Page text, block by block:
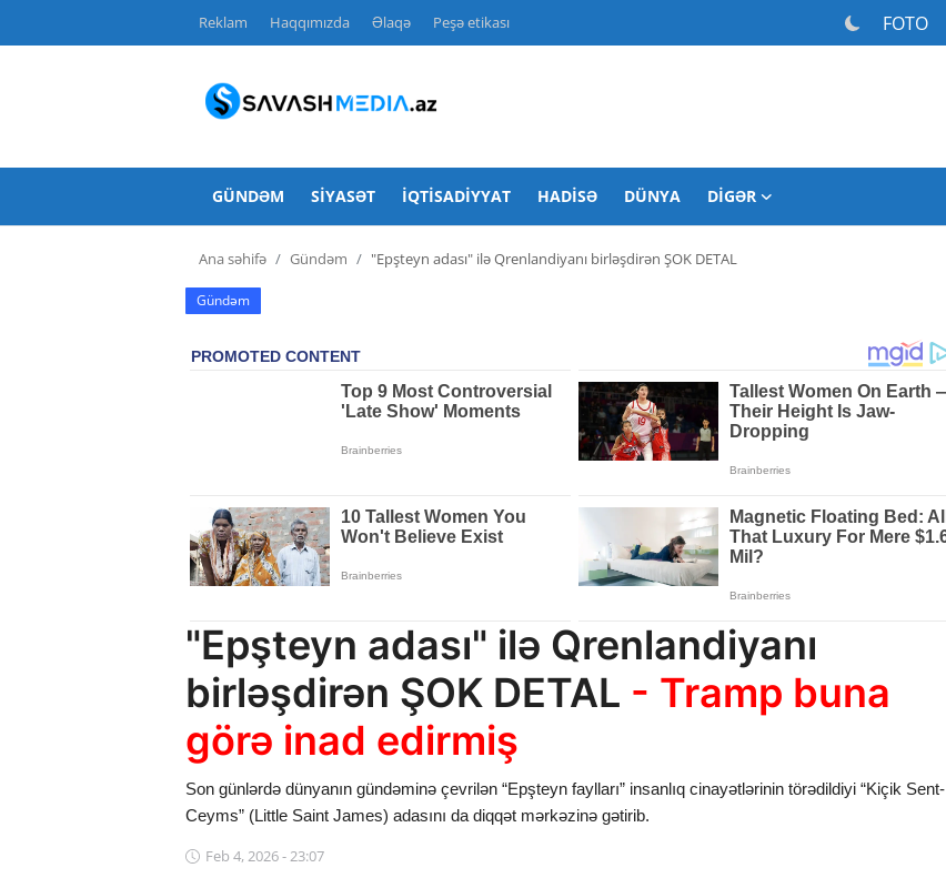
Reklam Haqqımızda Əlaqə Peşə etikası FOTO
GÜNDƏM SIYASƏT İQTISADIYYAT HADISƏ DÜNYA DIGƏR
Ana səhifə Gündəm "Epşteyn adası" ilə Qrenlandiyanı birləşdirən ŞOK DETAL
Gündəm
"Epşteyn adası" ilə Qrenlandiyanı
birləşdirən ŞOK DETAL - Tramp buna
görə inad edirmiş
Son günlərdə dünyanın gündəminə çevrilən “Epşteyn faylları” insanlıq cinayətlərinin törədildiyi “Kiçik Sent-
Ceyms” (Little Saint James) adasını da diqqət mərkəzinə gətirib.
Feb 4, 2026 - 23:07